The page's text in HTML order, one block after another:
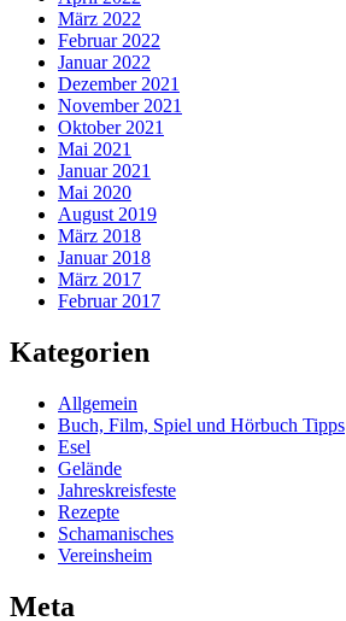
März 2022
Februar 2022
Januar 2022
Dezember 2021
November 2021
Oktober 2021
Mai 2021
Januar 2021
Mai 2020
August 2019
März 2018
Januar 2018
März 2017
Februar 2017
Kategorien
Allgemein
Buch, Film, Spiel und Hörbuch Tipps
Esel
Gelände
Jahreskreisfeste
Rezepte
Schamanisches
Vereinsheim
Meta